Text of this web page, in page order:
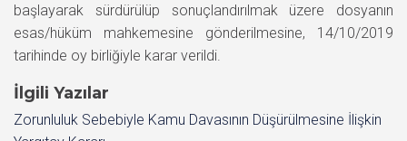
başlayarak sürdürülüp sonuçlandırılmak üzere dosyanın
esas/hüküm mahkemesine gönderilmesine, 14/10/2019
tarihinde oy birliğiyle karar verildi.
İlgili Yazılar
Zorunluluk Sebebiyle Kamu Davasının Düşürülmesine İlişkin